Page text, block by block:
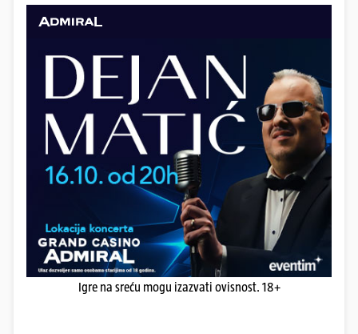
Igre na sreću mogu izazvati ovisnost. 18+